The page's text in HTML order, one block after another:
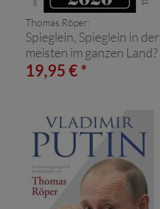
Thomas Röper:
Spieglein, Spieglein in
meisten im ganzen Land?
19,95 € *